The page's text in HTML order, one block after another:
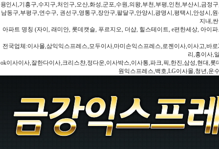
용인시,기흥구,수지구,처인구,오산,화성,군포,수원,의왕,부천,부평,인천,부산시,금
남동구,부평구,연수구, 권선구,영통구,장안구,팔달구,안양시,광명시,평택시,안성시,
지내,
아파트 명칭 (자이, 래미안, 롯데캣슬, 푸르지오, 더샵, 힐스테이트, e편한세상, 아이
전국업체:이사몰,삼익익스프레스,모두이사,마미손익스프레스,로젠이사,이사고,바
리,홍이사,
ok이사이사,잘한다이사,크리스챤,정다운,이사박스,이사통,파크,픽,한진,삼성,현대,
원익스프레스,백호,LG이사몰,청년,운